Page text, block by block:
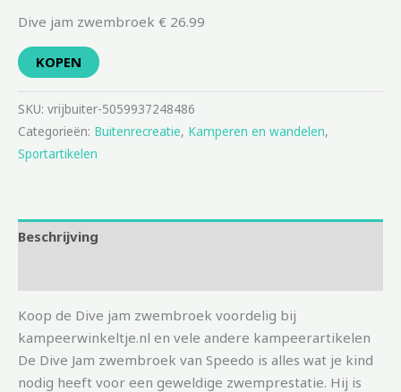
Dive jam zwembroek € 26.99
KOPEN
SKU: vrijbuiter-5059937248486
Categorieën: Buitenrecreatie, Kamperen en wandelen,
Sportartikelen
Beschrijving
Koop de Dive jam zwembroek voordelig bij
kampeerwinkeltje.nl en vele andere kampeerartikelen
De Dive Jam zwembroek van Speedo is alles wat je kind
nodig heeft voor een geweldige zwemprestatie. Hij is